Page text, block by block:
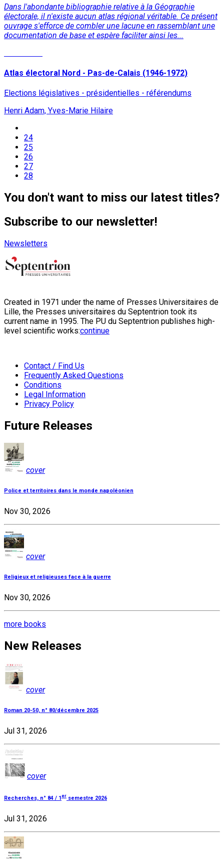
Dans l'abondante bibliographie relative à la Géographie
électorale, il n'existe aucun atlas régional véritable. Ce présent
ouvrage s'efforce de combler une lacune en rassemblant une
documentation de base et espère faciliter ainsi les...
Atlas électoral Nord - Pas-de-Calais (1946-1972)
Elections législatives - présidentielles - référendums
Henri Adam, Yves-Marie Hilaire
24
25
26
27
28
You don't want to miss our latest titles?
Subscribe to our newsletter!
Newsletters
Created in 1971 under the name of Presses Universitaires de
Lille, the Presses universitaires du Septentrion took its
current name in 1995. The PU du Septentrion publishes high-
level scientific works:continue
Contact / Find Us
Frequently Asked Questions
Conditions
Legal Information
Privacy Policy
Future Releases
cover
Police et territoires dans le monde napoléonien
Nov 30, 2026
cover
Religieux et religieuses face à la guerre
Nov 30, 2026
more books
New Releases
cover
Roman 20-50, n° 80/décembre 2025
Jul 31, 2026
cover
Recherches, n° 84 / 1er semestre 2026
Jul 31, 2026